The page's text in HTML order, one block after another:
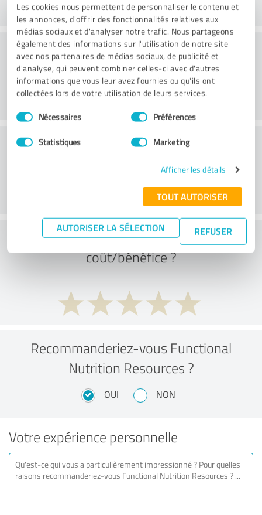
Les cookies nous permettent de personnaliser le contenu et
les annonces, d'offrir des fonctionnalités relatives aux
médias sociaux et d'analyser notre trafic. Nous partageons
également des informations sur l'utilisation de notre site
avec nos partenaires de médias sociaux, de publicité et
d'analyse, qui peuvent combiner celles-ci avec d'autres
informations que vous leur avez fournies ou qu'ils ont
collectées lors de votre utilisation de leurs services.
Sélection
du
Nécessaires Préférences
Statistiques Marketing
Afficher les détails
TOUT AUTORISER
AUTORISER LA SÉLECTION REFUSER
Pratique
Service
Que pensez-vous du rapport
coût/bénéfice ?
Recommanderiez-vous Functional
Nutrition Resources ?
OUI NON
Votre expérience personnelle